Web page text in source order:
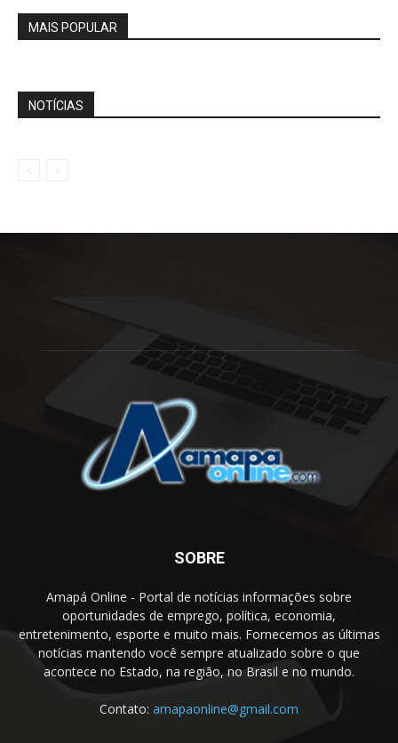
MAIS POPULAR
NOTÍCIAS
SOBRE
Amapá Online - Portal de notícias informações sobre
oportunidades de emprego, política, economia,
entretenimento, esporte e muito mais. Fornecemos as últimas
notícias mantendo você sempre atualizado sobre o que
acontece no Estado, na região, no Brasil e no mundo.
Contato: amapaonline@gmail.com